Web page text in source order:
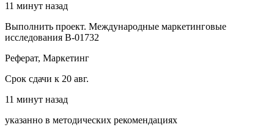
11 минут назад
Выполнить проект. Международные маркетинговые
исследования В-01732
Реферат, Маркетинг
Срок сдачи к 20 авг.
11 минут назад
указанно в методических рекомендациях